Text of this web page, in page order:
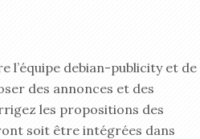
l’équipe debian-publicity et de
des annonces et des
les propositions des
soit être intégrées dans